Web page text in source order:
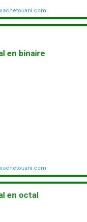
en binaire
en octal